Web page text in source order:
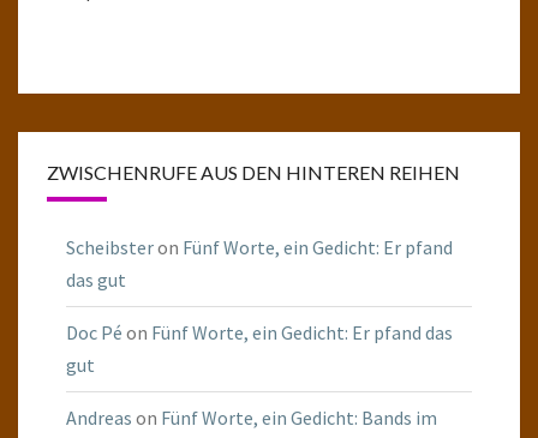
ZWISCHENRUFE AUS DEN HINTEREN REIHEN
Scheibsteron Fünf Worte, ein Gedicht: Er pfand
das gut
Doc Pé on Fünf Worte, ein Gedicht: Er pfand das
gut
Andreas on Fünf Worte, ein Gedicht: Bands im